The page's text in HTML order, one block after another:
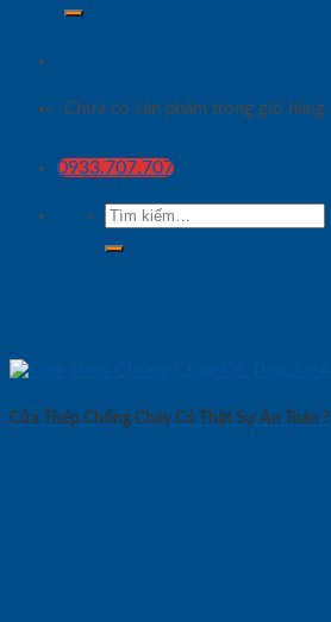
Chưa có sản phẩm trong giỏ hàng.
0933.707.707
Tìm
kiếm:
Cửa Thép Chống Cháy Có Thật Sự An Toàn ?